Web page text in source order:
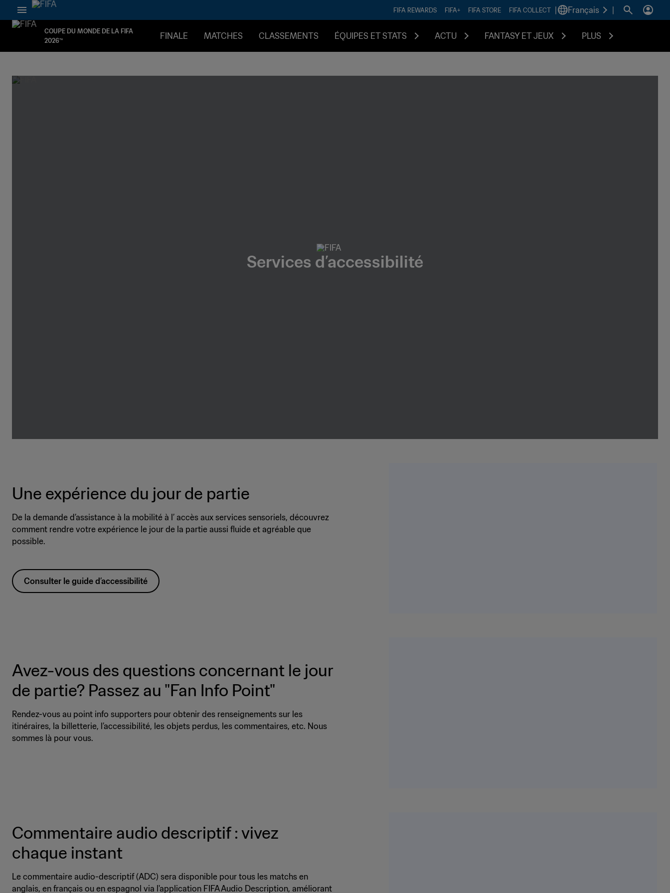
FIFA REWARDS FIFA+ FIFA STORE FIFA COLLECT Français
COUPE DU MONDE DE LA FIFA
2026™
FINALE MATCHES CLASSEMENTS ÉQUIPES ET STATS ACTU FANTASY ET JEUX PLUS
Services d’accessibilité
Une expérience du jour de partie
De la demande d’assistance à la mobilité à l’ accès aux services sensoriels, découvrez
comment rendre votre expérience le jour de la partie aussi fluide et agréable que
possible.
Consulter le guide d’accessibilité
Avez-vous des questions concernant le jour
de partie? Passez au "Fan Info Point"
Rendez-vous au point info supporters pour obtenir des renseignements sur les
itinéraires, la billetterie, l’accessibilité, les objets perdus, les commentaires, etc. Nous
sommes là pour vous.
Commentaire audio descriptif : vivez
chaque instant
Le commentaire audio-descriptif (ADC) sera disponible pour tous les matchs en
anglais, en français ou en espagnol via l'application FIFA Audio Description, améliorant